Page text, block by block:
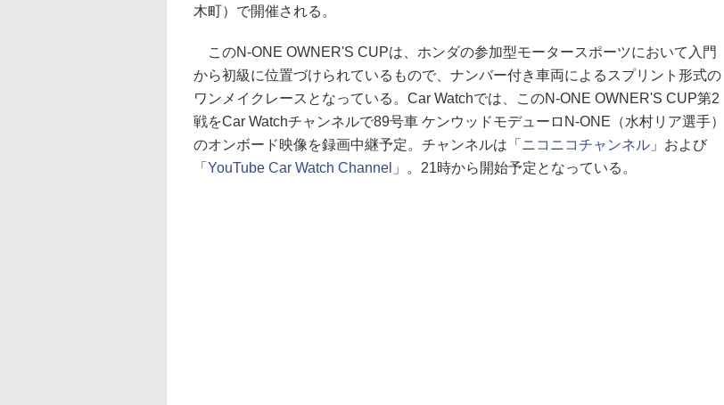
木町）で開催される。
このN-ONE OWNER'S CUPは、ホンダの参加型モータースポーツにおいて入門
から初級に位置づけられているもので、ナンバー付き車両によるスプリント形式の
ワンメイクレースとなっている。Car Watchでは、このN-ONE OWNER'S CUP第2
戦をCar Watchチャンネルで89号車 ケンウッドモデューロN-ONE（水村リア選手）
のオンボード映像を録画中継予定。チャンネルは「 ニコニコチャンネル 」および
「 YouTube Car Watch Channel 」。21時から開始予定となっている。